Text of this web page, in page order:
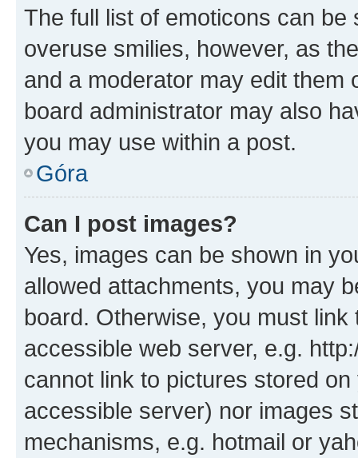
The full list of emoticons can
overuse smilies, however, as
and a moderator may edit them
board administrator may also
you may use within a post.
Góra
Can I post images?
Yes, images can be shown in
allowed attachments, you may
board. Otherwise, you must
accessible web server, e.g.
cannot link to pictures stored
accessible server) nor images
mechanisms, e.g. hotmail or